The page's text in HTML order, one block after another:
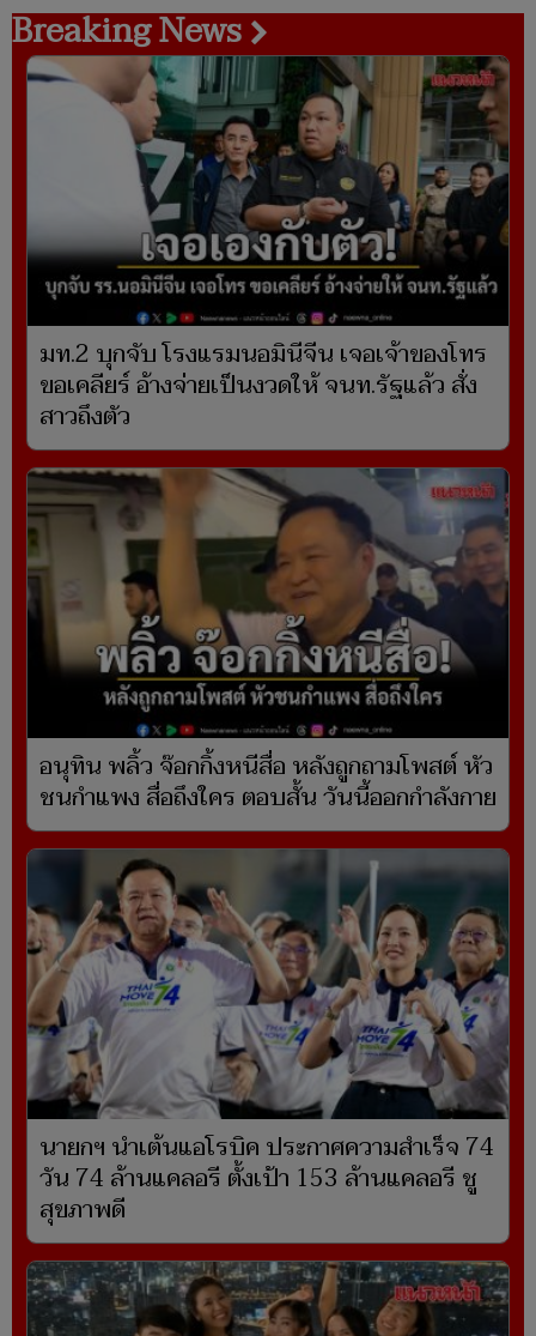
Breaking News
มท.2 บุกจับ โรงแรมนอมินีจีน เจอเจ้าของโทร
ขอเคลียร์ อ้างจ่ายเป็นงวดให้ จนท.รัฐแล้ว สั่ง
สาวถึงตัว
อนุทิน พลิ้ว จ๊อกกิ้งหนีสื่อ หลังถูกถามโพสต์ หัว
ชนกำแพง สื่อถึงใคร ตอบสั้น วันนี้ออกกำลังกาย
นายกฯ นำเต้นแอโรบิค ประกาศความสำเร็จ 74
วัน 74 ล้านแคลอรี ตั้งเป้า 153 ล้านแคลอรี ชู
สุขภาพดี